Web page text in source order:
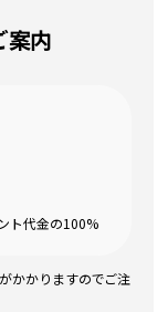
案内
ト代金の100%
かかりますのでご注